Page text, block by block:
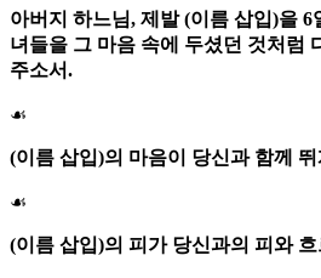
아버지 하느님, 제발 (이름 삽입)을
녀들을 그 마음 속에 두셨던 것처럼
주소서.
☙
(이름 삽입)의 마음이 당신과 함께
☙
(이름 삽입)의 피가 당신과의 피와